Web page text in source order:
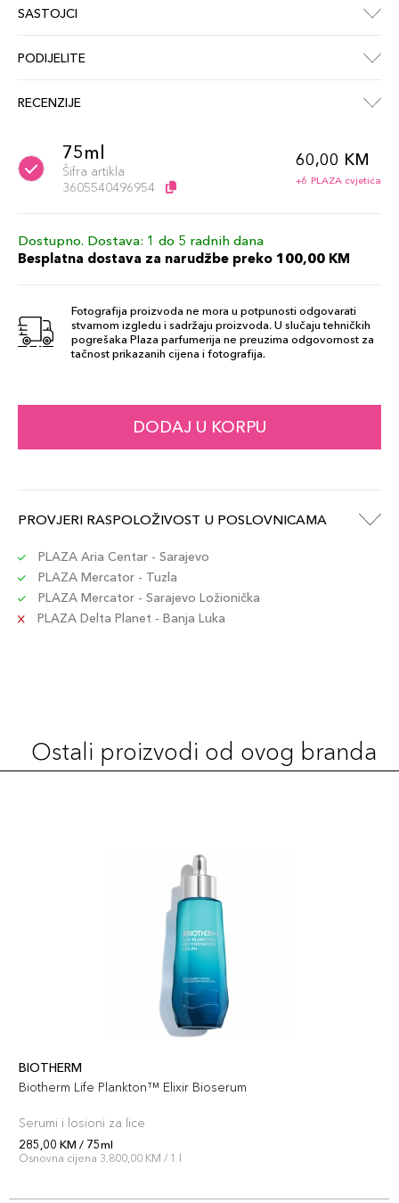
SASTOJCI
PODIJELITE
RECENZIJE
75ml
Šifra artikla
3605540496954
60,00 KM
+6 PLAZA cvjetića
Dostupno. Dostava: 1 do 5 radnih dana
Besplatna dostava za narudžbe preko 100,00 KM
Fotografija proizvoda ne mora u potpunosti odgovarati
stvarnom izgledu i sadržaju proizvoda. U slučaju tehničkih
pogrešaka Plaza parfumerija ne preuzima odgovornost za
tačnost prikazanih cijena i fotografija.
DODAJ U KORPU
PROVJERI RASPOLOŽIVOST U POSLOVNICAMA
PLAZA Aria Centar - Sarajevo
PLAZA Mercator - Tuzla
PLAZA Mercator - Sarajevo Ložionička
PLAZA Delta Planet - Banja Luka
Ostali proizvodi od ovog branda
BIOTHERM
Biotherm Life Plankton™ Elixir Bioserum
Serumi i losioni za lice
285,00 KM / 75ml
Osnovna cijena 3.800,00 KM / 1 l